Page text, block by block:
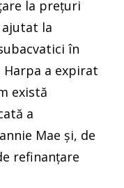
la prețuri
la
în
Harpa a expirat
există
a
Mae și, de
refinanțare